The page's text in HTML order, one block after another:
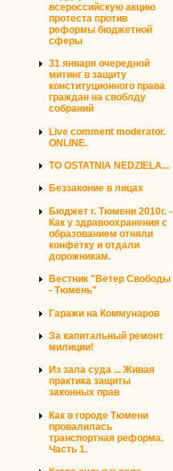
всероссийскую акцию
протеста против
реформы бюджетной
сферы
31 января очередной
митинг в защиту
конституционного права
граждан на своблду
собраний
Live comment moderator.
ONLINE.
TO OSTATNIA NEDZIELA...
Беззаконие в лицах
Бюджет г. Тюмени 2010г. -
Как у здравоохранения с
образованием отняли
конфетку и отдали
дорожникам.
Вестник "Ветер Свободы
- Тюмень"
Гаражи на Коммунаров
За капитальный ремонт
милиции!
Из зала суда ... Живая
практика защиты
законных прав
Как в городе Тюмени
провалилась
транспортная реформа.
Часть 1.